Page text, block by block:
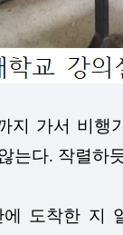
가서 비행
는다. 작렬하
도착한 지